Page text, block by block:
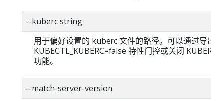
--kuberc string
用于偏好设置的 kuberc 文件的路径。可以通过导出
KUBECTL_KUBERC=false 特性门控或关闭
功能。
--match-server-version